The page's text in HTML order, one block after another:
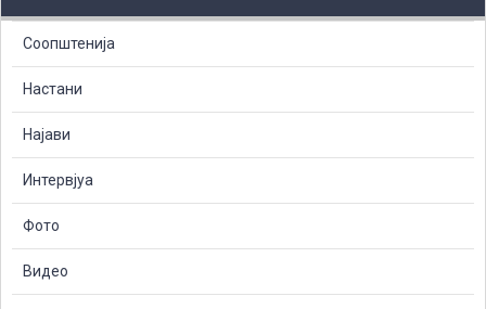
Соопштенија
Настани
Најави
Интервјуа
Фото
Видео